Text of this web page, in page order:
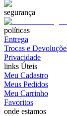
segurança
políticas
Entrega
Trocas e
Privacidade
links Úteis
Meu Cadastro
Meus Pedidos
Meu Carrinho
Favoritos
onde estamos